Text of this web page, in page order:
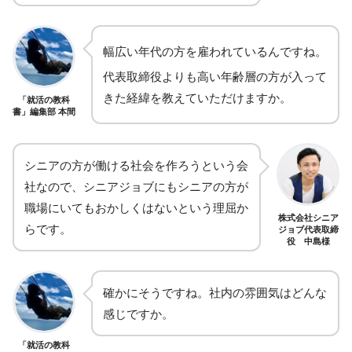
「就活の教科
書」編集部 本間
幅広い年代の方を雇われているんですね。
代表取締役よりも高い年齢層の方が入って
きた経緯を教えていただけますか。
シニアの方が働ける社会を作ろうという会
社なので、シニアジョブにもシニアの方が
職場にいてもおかしくはないという理屈か
らです。
株式会社シニア
ジョブ代表取締
役 中島様
「就活の教科
確かにそうですね。 社内の雰囲気はどんな
感じですか。